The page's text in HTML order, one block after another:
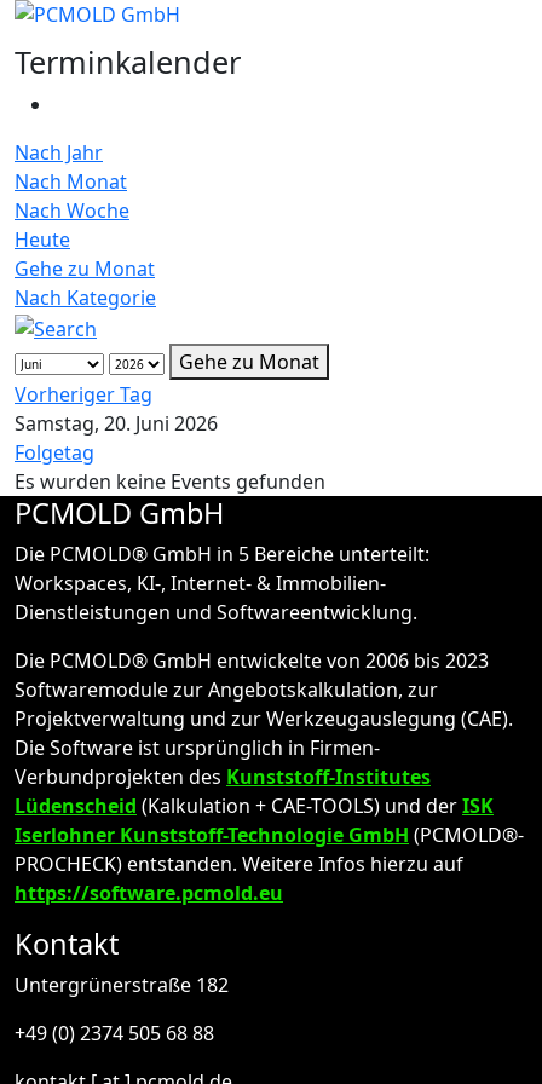
Terminkalender
Nach Jahr
Nach Monat
Nach Woche
Heute
Gehe zu Monat
Nach Kategorie
Gehe zu Monat
Vorheriger Tag
Samstag, 20. Juni 2026
Folgetag
Es wurden keine Events gefunden
PCMOLD GmbH
Die PCMOLD® GmbH in 5 Bereiche unterteilt:
Workspaces, KI-, Internet- & Immobilien-
Dienstleistungen und Softwareentwicklung.
Die PCMOLD® GmbH entwickelte von 2006 bis 2023
Softwaremodule zur Angebotskalkulation, zur
Projektverwaltung und zur Werkzeugauslegung (CAE).
Die Software ist ursprünglich in Firmen-
Verbundprojekten des Kunststoff-Institutes
Lüdenscheid (Kalkulation + CAE-TOOLS) und derISK
Iserlohner Kunststoff-Technologie GmbH (PCMOLD®-
PROCHECK) entstanden. Weitere Infos hierzu auf
https://software.pcmold.eu
Kontakt
Untergrünerstraße 182
+49 (0) 2374 505 68 88